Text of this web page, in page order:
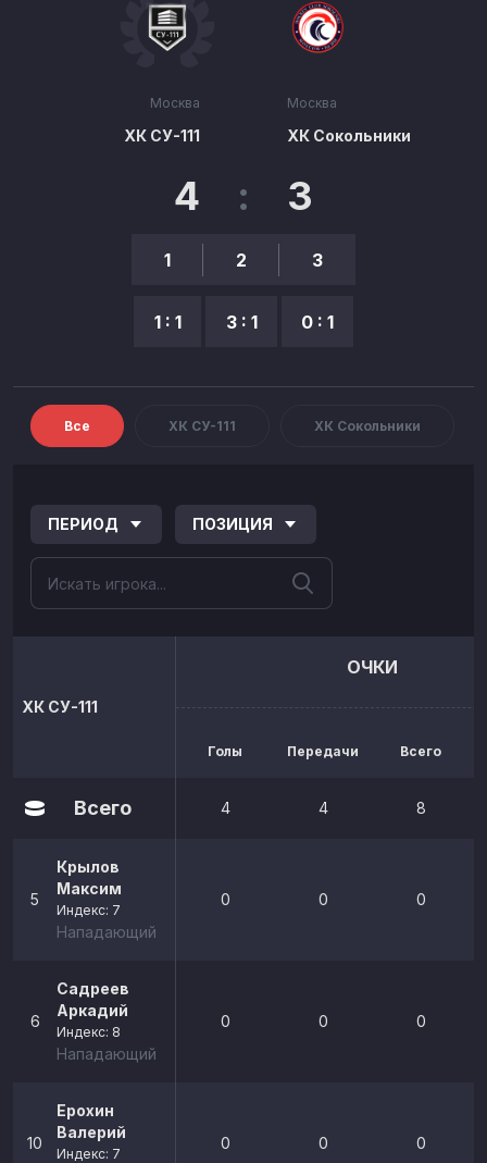
Москва
ХК СУ-111
4 : 3
1
1 : 1
2
3 : 1
3
0 : 1
Москва
ХК Сокольники
Все ХК СУ-111 ХК Сокольники
ПЕРИОД ПОЗИЦИЯ
ХК СУ-111
ОЧКИ
Голы Передачи Всего
Всего 4 4 8
5
Крылов
Максим
Индекс: 7
Нападающий
0 0 0
6
Садреев
Аркадий
Индекс: 8
Нападающий
0 0 0
10
Ерохин
Валерий
Индекс: 7
0 0 0